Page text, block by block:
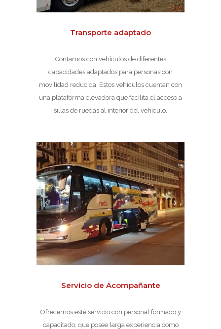
Transporte adaptado
Contamos con vehículos de diferentes
capacidades adaptados para personas con
movilidad reducida. Estos vehículos cuentan con
una plataforma elevadora que facilita el acceso a
sillas de ruedas al interior del vehículo.
Servicio de Acompañante
Ofrecemos esté servicio con personal formado y
capacitado, que posee larga experiencia como